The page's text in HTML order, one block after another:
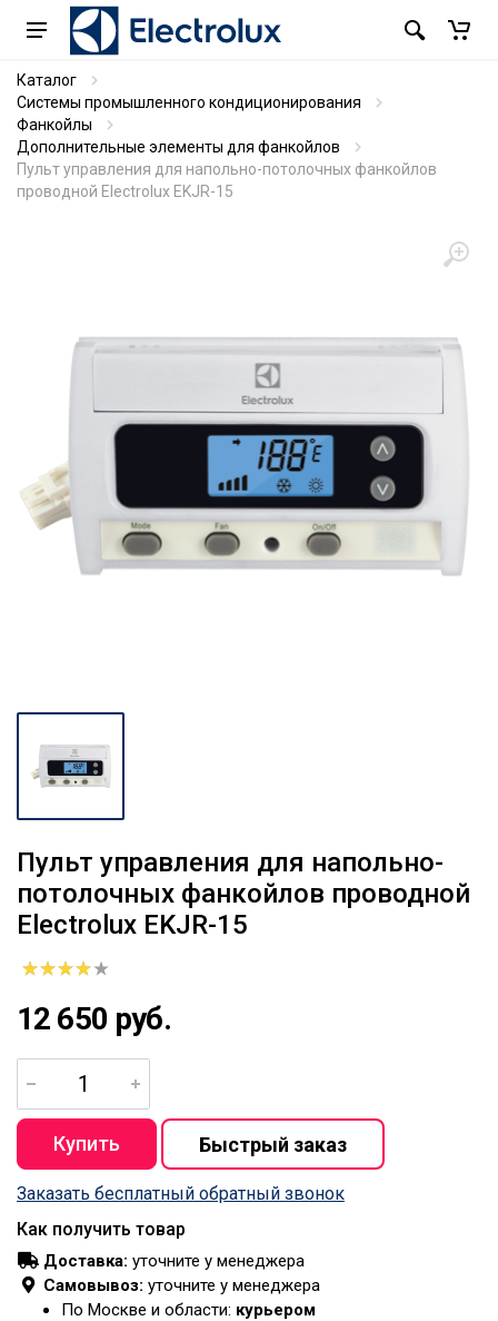
Каталог
Системы промышленного кондиционирования
Фанкойлы
Дополнительные элементы для фанкойлов
Пульт управления для напольно-потолочных фанкойлов
проводной Electrolux EKJR-15
Пульт управления для напольно-
потолочных фанкойлов проводной
Electrolux EKJR-15
12 650 руб.
Заказать бесплатный обратный звонок
Как получить товар
Доставка: уточните у менеджера
Самовывоз: уточните у менеджера
По Москве и области: курьером